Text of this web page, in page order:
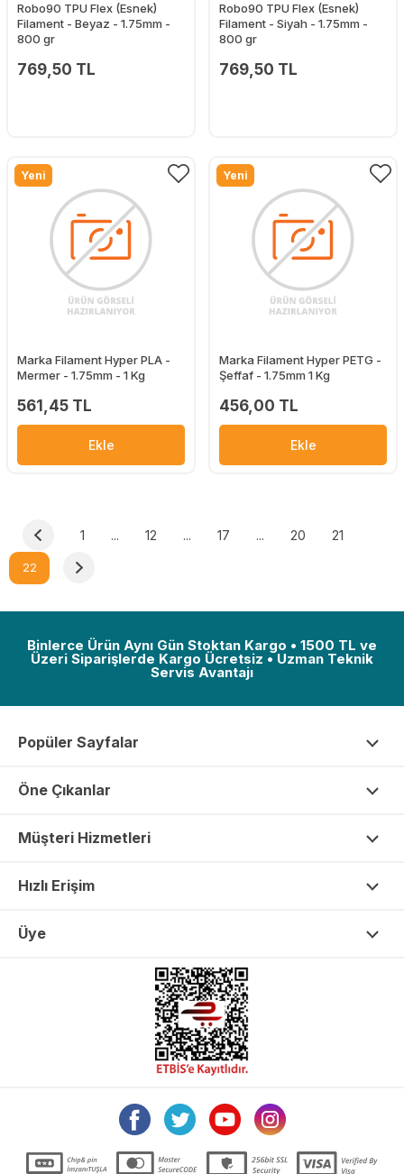
Robo90 TPU Flex (Esnek)
Filament - Beyaz - 1.75mm -
800 gr
769,50 TL
Robo90 TPU Flex (Esnek)
Filament - Siyah - 1.75mm -
800 gr
769,50 TL
Yeni
Marka Filament Hyper PLA -
Mermer - 1.75mm - 1 Kg
561,45 TL
Ekle
Yeni
Marka Filament Hyper PETG -
Şeffaf - 1.75mm 1 Kg
456,00 TL
Ekle
1 ... 12 ... 17 ... 20 21
22
Binlerce Ürün Aynı Gün Stoktan Kargo • 1500 TL ve
Üzeri Siparişlerde Kargo Ücretsiz • Uzman Teknik
Servis Avantajı
Popüler Sayfalar
Öne Çıkanlar
Müşteri Hizmetleri
Hızlı Erişim
Üye